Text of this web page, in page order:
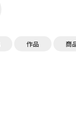
作品 商